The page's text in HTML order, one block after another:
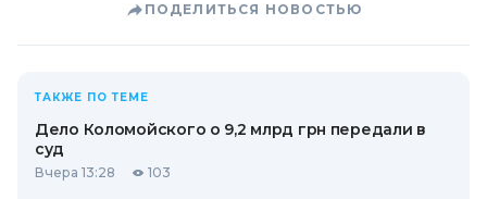
ПОДЕЛИТЬСЯ НОВОСТЬЮ
ТАКЖЕ ПО ТЕМЕ
Дело Коломойского о 9,2 млрд грн передали в
суд
Вчера 13:28 103